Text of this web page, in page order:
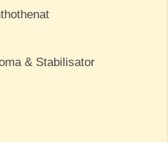
& Stabilisator